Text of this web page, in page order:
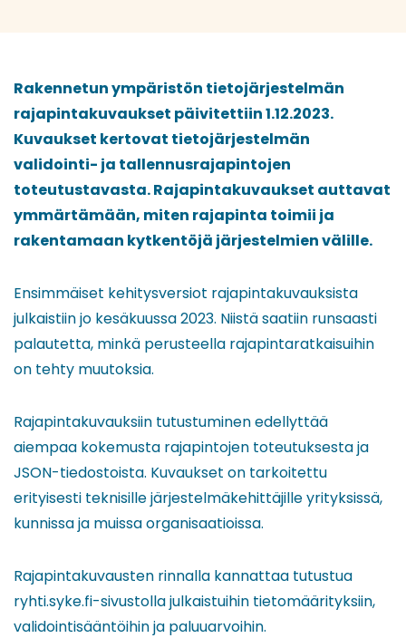
Rakennetun ympäristön tietojärjestelmän
rajapintakuvaukset päivitettiin 1.12.2023.
Kuvaukset kertovat tietojärjestelmän
validointi- ja tallennusrajapintojen
toteutustavasta. Rajapintakuvaukset auttavat
ymmärtämään, miten rajapinta toimii ja
rakentamaan kytkentöjä järjestelmien välille.
Ensimmäiset kehitysversiot rajapintakuvauksista
julkaistiin jo kesäkuussa 2023. Niistä saatiin runsaasti
palautetta, minkä perusteella rajapintaratkaisuihin
on tehty muutoksia.
Rajapintakuvauksiin tutustuminen edellyttää
aiempaa kokemusta rajapintojen toteutuksesta ja
JSON-tiedostoista. Kuvaukset on tarkoitettu
erityisesti teknisille järjestelmäkehittäjille yrityksissä,
kunnissa ja muissa organisaatioissa.
Rajapintakuvausten rinnalla kannattaa tutustua
ryhti.syke.fi-sivustolla julkaistuihin tietomäärityksiin,
validointisääntöihin ja paluuarvoihin.